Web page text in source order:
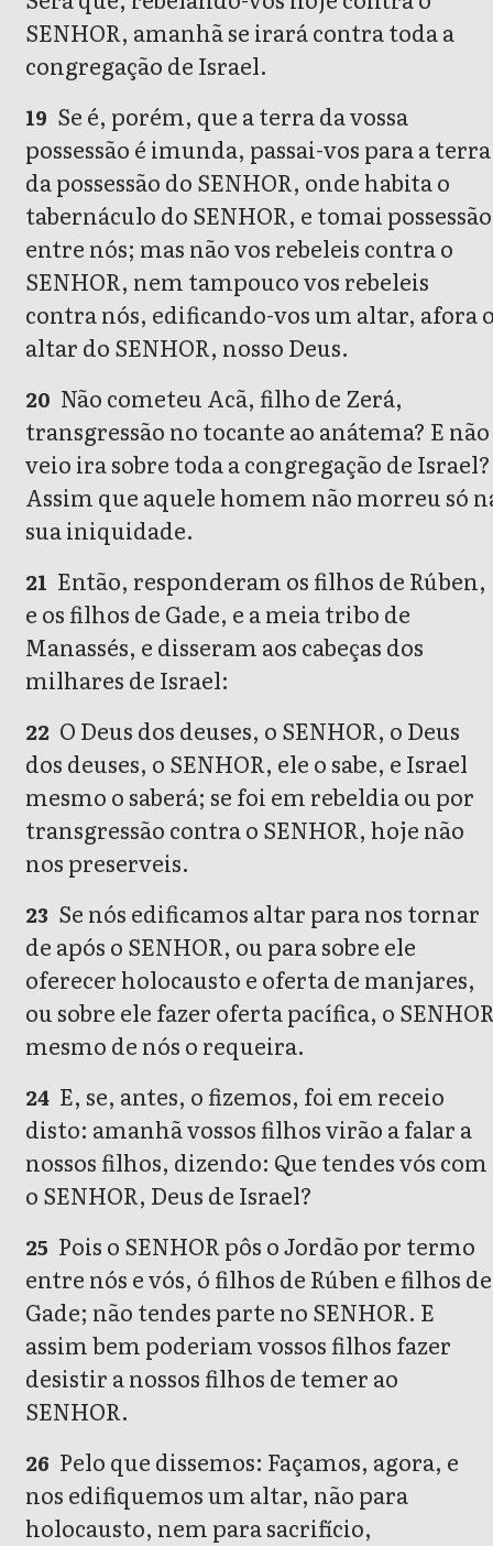
SENHOR, amanhã se irará contra toda a
congregação de Israel.
19 Se é, porém, que a terra da vossa
possessão é imunda, passai-vos para a terra
da possessão do SENHOR, onde habita o
tabernáculo do SENHOR, e tomai possessão
entre nós; mas não vos rebeleis contra o
SENHOR, nem tampouco vos rebeleis
contra nós, edificando-vos um altar, afora
altar do SENHOR, nosso Deus.
20 Não cometeu Acã, filho de Zerá,
transgressão no tocante ao anátema? E não
veio ira sobre toda a congregação de Israel?
Assim que aquele homem não morreu só
sua iniquidade.
21 Então, responderam os filhos de Rúben,
e os filhos de Gade, e a meia tribo de
Manassés, e disseram aos cabeças dos
milhares de Israel:
22 O Deus dos deuses, o SENHOR, o Deus
dos deuses, o SENHOR, ele o sabe, e Israel
mesmo o saberá; se foi em rebeldia ou por
transgressão contra o SENHOR, hoje não
nos preserveis.
23 Se nós edificamos altar para nos tornar
de após o SENHOR, ou para sobre ele
oferecer holocausto e oferta de manjares,
ou sobre ele fazer oferta pacífica, o
mesmo de nós o requeira.
24 E, se, antes, o fizemos, foi em receio
disto: amanhã vossos filhos virão a falar a
nossos filhos, dizendo: Que tendes vós com
o SENHOR, Deus de Israel?
25 Pois o SENHOR pôs o Jordão por termo
entre nós e vós, ó filhos de Rúben e filhos de
Gade; não tendes parte no SENHOR. E
assim bem poderiam vossos filhos fazer
desistir a nossos filhos de temer ao
SENHOR.
26 Pelo que dissemos: Façamos, agora, e
nos edifiquemos um altar, não para
holocausto, nem para sacrifício,